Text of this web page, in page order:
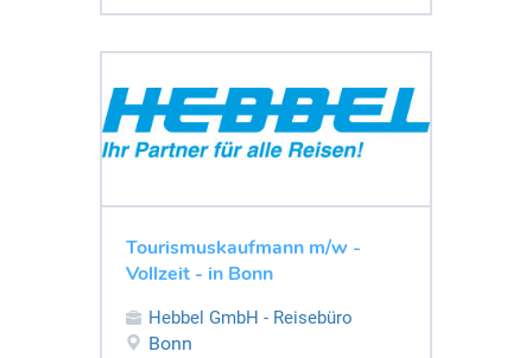
Tourismuskaufmann m/w -
Vollzeit - in Bonn
Hebbel GmbH - Reisebüro
Bonn